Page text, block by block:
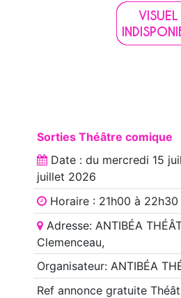
Sorties Théâtre comique
Date : du mercredi 15
juillet 2026
Horaire : 21h00 à 22h30
Adresse: ANTIBÉA
Clemenceau,
Organisateur: ANTIBÉA
Ref annoncegratuite